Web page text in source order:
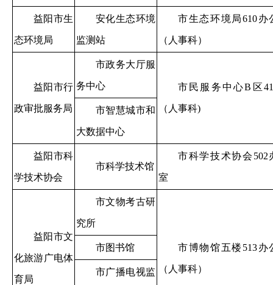
益阳市生
态环境局
安化生态环境
监测站
市生态环境局610办
（人事科）
益阳市行
政审批服务局
市政务大厅服
务中心 市民服务中心B区
（人事科)
市智慧城市和
大数据中心
益阳市科
学技术协会
市科学技术馆
市科学技术协会502
室
益阳市文
化旅游广电体
育局
市文物考古研
究所
市博物馆五楼513办
（人事科）
市图书馆
市广播电视监